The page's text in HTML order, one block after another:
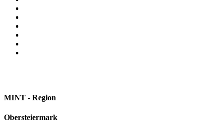
MINT - Region
Obersteiermark